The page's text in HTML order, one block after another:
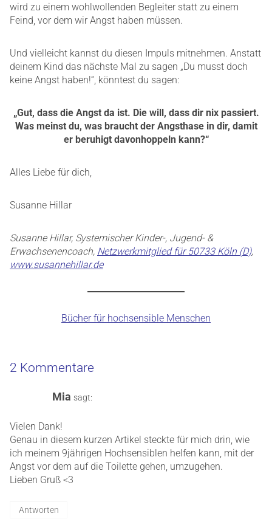
wird zu einem wohlwollenden Begleiter statt zu einem
Feind, vor dem wir Angst haben müssen.
Und vielleicht kannst du diesen Impuls mitnehmen. Anstatt
deinem Kind das nächste Mal zu sagen „Du musst doch
keine Angst haben!“, könntest du sagen:
„Gut, dass die Angst da ist. Die will, dass dir nix passiert.
Was meinst du, was braucht der Angsthase in dir, damit
er beruhigt davonhoppeln kann?“
Alles Liebe für dich,
Susanne Hillar
Susanne Hillar, Systemischer Kinder-, Jugend- &
Erwachsenencoach, Netzwerkmitglied für 50733 Köln (D),
www.susannehillar.de
Bücher für hochsensible Menschen
2 Kommentare
Mia sagt:
Vielen Dank!
Genau in diesem kurzen Artikel steckte für mich drin, wie
ich meinem 9jährigen Hochsensiblen helfen kann, mit der
Angst vor dem auf die Toilette gehen, umzugehen.
Lieben Gruß <3
Antworten